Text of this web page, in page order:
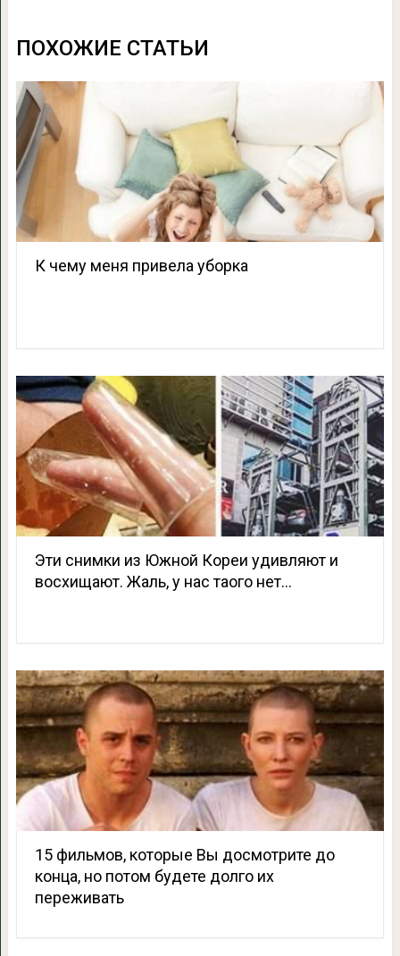
ПОХОЖИЕ СТАТЬИ
К чему меня привела уборка
Эти снимки из Южной Кореи удивляют и
восхищают. Жаль, у нас таого нет…
15 фильмов, которые Вы досмотрите до
конца, но потом будете долго их
переживать